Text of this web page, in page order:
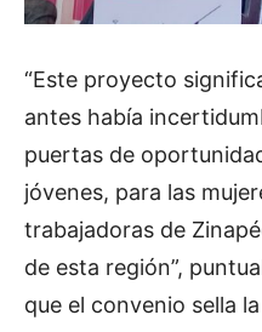
“Este proyecto
antes había
puertas de
jóvenes, para las
trabajadoras de
de esta región”,
que el convenio sella